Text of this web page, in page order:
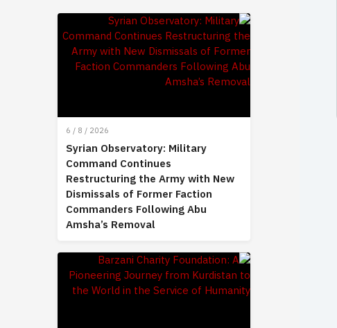
6 / 8 / 2026
Syrian Observatory: Military
Command Continues
Restructuring the Army with New
Dismissals of Former Faction
Commanders Following Abu
Amsha’s Removal